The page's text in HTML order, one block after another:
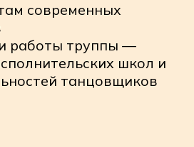
на
язык